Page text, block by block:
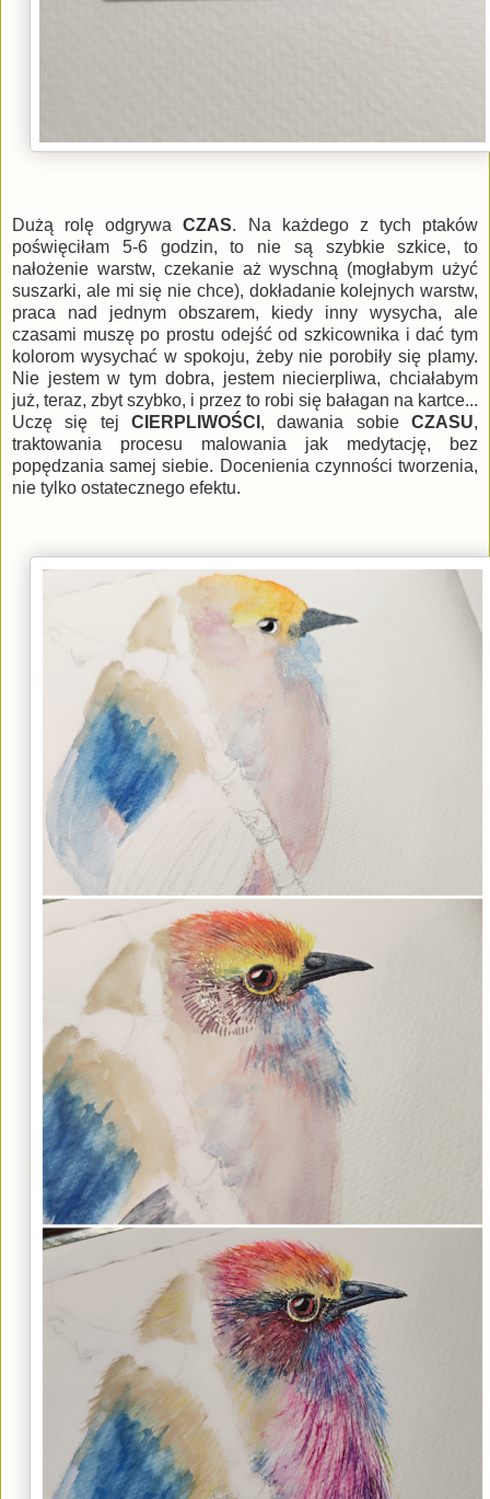
Dużą rolę odgrywaCZAS. Na każdego z tych ptaków
poświęciłam 5-6 godzin, to nie są szybkie szkice, to
nałożenie warstw, czekanie aż wyschną (mogłabym użyć
suszarki, ale mi się nie chce), dokładanie kolejnych warstw,
praca nad jednym obszarem, kiedy inny wysycha, ale
czasami muszę po prostu odejść od szkicownika i dać tym
kolorom wysychać w spokoju, żeby nie porobiły się plamy.
Nie jestem w tym dobra, jestem niecierpliwa, chciałabym
już, teraz, zbyt szybko, i przez to robi się bałagan na kartce...
Uczę się tej CIERPLIWOŚCI , dawania sobie CZASU,
traktowania procesu malowania jak medytację, bez
popędzania samej siebie. Docenienia czynności tworzenia,
nie tylko ostatecznego efektu.